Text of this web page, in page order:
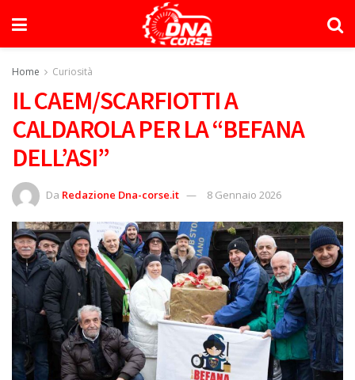
Home Curiosità
IL CAEM/SCARFIOTTI A
CALDAROLA PER LA “BEFANA
DELL’ASI”
Da Redazione Dna-corse.it 8 Gennaio 2026